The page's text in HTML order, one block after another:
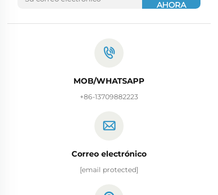
AHORA
MOB/WHATSAPP
+86-13709882223
Correo electrónico
[email protected]